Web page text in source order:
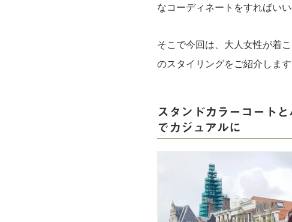
なコーディネートをすればい
そこで今回は、大人女性が着
のスタイリングをご紹介します
スタンドカラーコート
でカジュアルに